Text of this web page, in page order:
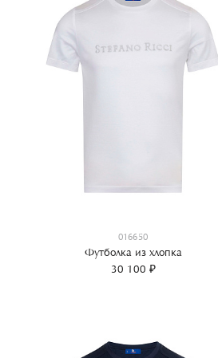
016650
Футболка из хлопка
30 100 ₽